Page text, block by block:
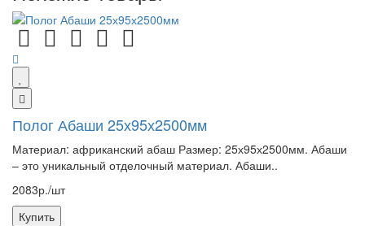
Полог Абаши 25х95х2500мм
Материал: африканский абаш Размер: 25х95х2500мм. Абаши
– это уникальный отделочный материал. Абаши..
2083р./шт
Купить